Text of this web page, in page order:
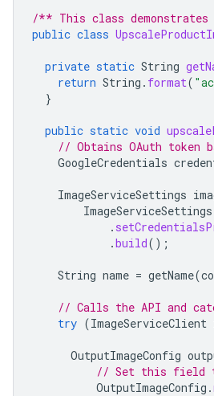
/** This class
public class
private static String
return String . format(
}
public static void
// Obtains OAuth token
GoogleCredentials
ImageServiceSettings
ImageServiceSettings
.
.build();
String name = getName(
// Calls the API and
try (ImageServiceClient
OutputImageConfig
// Set this field
OutputImageConfig .